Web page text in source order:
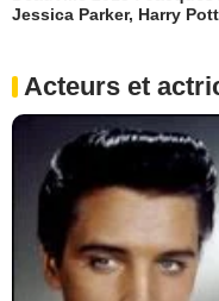
Jessica Parker, Harry
Acteurs et